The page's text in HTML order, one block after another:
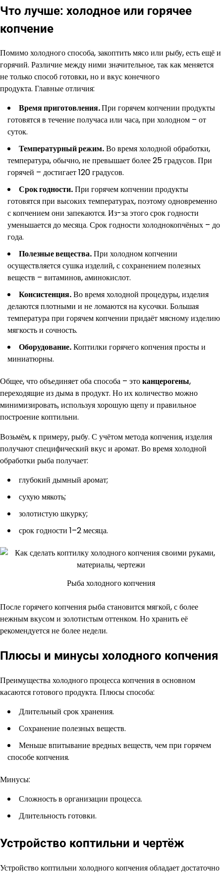
Что лучше: холодное или горячее
копчение
Помимо холодного способа, закоптить мясо или рыбу, есть ещё и
горячий. Различие между ними значительное, так как меняется
не только способ готовки, но и вкус конечного
продукта. Главные отличия:
Время приготовления.При горячем копчении продукты
готовятся в течение получаса или часа, при холодном – от
суток.
Температурный режим.Во время холодной обработки,
температура, обычно, не превышает более 25 градусов. При
горячей – достигает 120 градусов.
Срок годности.При горячем копчении продукты
готовятся при высоких температурах, поэтому одновременно
с копчением они запекаются. Из-за этого срок годности
уменьшается до месяца. Срок годности холоднокопчёных – до
года.
Полезные вещества.При холодном копчении
осуществляется сушка изделий, с сохранением полезных
веществ – витаминов, аминокислот.
Консистенция.Во время холодной процедуры, изделия
делаются плотными и не ломаются на кусочки. Большая
температура при горячем копчении придаёт мясному изделию
мягкость и сочность.
Оборудование.Коптилки горячего копчения просты и
миниатюрны.
Общее, что объединяет оба способа – этоканцерогены,
переходящие из дыма в продукт. Но их количество можно
минимизировать, используя хорошую щепу и правильное
построение коптильни.
Возьмём, к примеру, рыбу. С учётом метода копчения, изделия
получают специфический вкус и аромат. Во время холодной
обработки рыба получает:
глубокий дымный аромат;
сухую мякоть;
золотистую шкурку;
срок годности 1–2 месяца.
Рыба холодного копчения
После горячего копчения рыба становится мягкой, с более
нежным вкусом и золотистым оттенком. Но хранить её
рекомендуется не более недели.
Плюсы и минусы холодного копчения
Преимущества холодного процесса копчения в основном
касаются готового продукта. Плюсы способа:
Длительный срок хранения.
Сохранение полезных веществ.
Меньше впитывание вредных веществ, чем при горячем
способе копчения.
Минусы:
Сложность в организации процесса.
Длительность готовки.
Устройство коптильни и чертёж
Устройство коптильни холодного копчения обладает достаточно